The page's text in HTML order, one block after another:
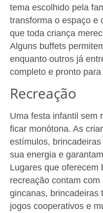
tema escolhido pela
transforma o espaço e
que toda criança
Alguns buffets
enquanto outros já
completo e pronto
Recreação
Uma festa infantil sem
ficar monótona. As
estímulos,
sua energia e
Lugares que oferecem
recreação contam
gincanas, brincadeiras
jogos cooperativos e